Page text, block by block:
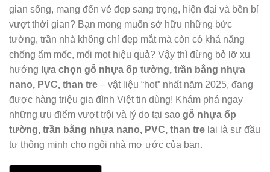
gian sống, mang đến vẻ đẹp sang trọng, hiện đại và bền bỉ
vượt thời gian? Bạn mong muốn sở hữu những bức
tường, trần nhà không chỉ đẹp mắt mà còn có khả năng
chống ẩm mốc, mối mọt hiệu quả? Vậy thì đừng bỏ lỡ xu
hướng lựa chọn gỗ nhựa ốp tường, trần bằng nhựa
nano, PVC, than tre – vật liệu “hot” nhất năm 2025, đang
được hàng triệu gia đình Việt tin dùng! Khám phá ngay
những ưu điểm vượt trội và lý do tại sao gỗ nhựa ốp
tường, trần bằng nhựa nano, PVC, than tre lại là sự đầu
tư thông minh cho ngôi nhà mơ ước của bạn.